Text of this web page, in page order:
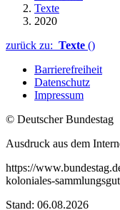
Texte
2020
zurück zu: Texte ()
Barrierefreiheit
Datenschutz
Impressum
© Deutscher Bundestag
Ausdruck aus dem
https://
koloniales-
Stand: 06.08.2026